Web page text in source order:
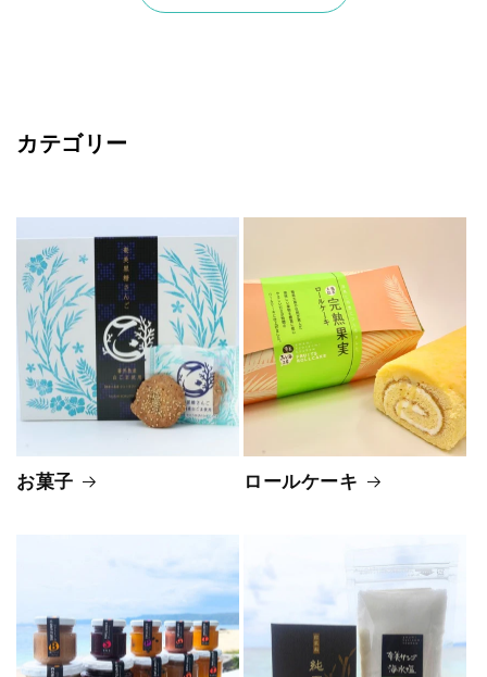
カテゴリー
お菓子 ロールケーキ